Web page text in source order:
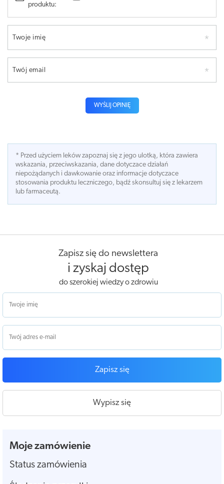
produktu:
Twoje imię
Twój email
WYŚLIJ OPINIĘ
* Przed użyciem leków zapoznaj się z jego ulotką, która zawiera
wskazania, przeciwskazania, dane dotyczace działań
niepożądanych i dawkowanie oraz informacje dotyczace
stosowania produktu leczniczego, bądź skonsultuj się z lekarzem
lub farmaceutą.
Zapisz się do newslettera
i zyskaj dostęp
do szerokiej wiedzy o zdrowiu
Zapisz się
Wypisz się
Moje zamówienie
Status zamówienia